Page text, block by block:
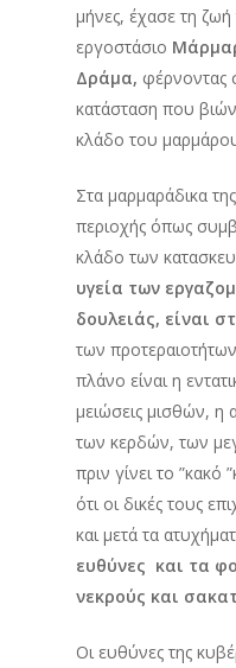
μήνες, έχασε τη
εργοστάσιο
Δράμα, φέρνοντας
κατάσταση που
κλάδο του
Στα μαρμαράδικα
περιοχής όπως
κλάδο των
υγεία των
δουλειάς, είναι
των
πλάνο είναι η
μειώσεις μισθών,
των κερδών, των
πριν γίνει το
ότι οι δικές τους
και μετά τα
ευθύνες και τα
νεκρούς και
Οι ευθύνες της